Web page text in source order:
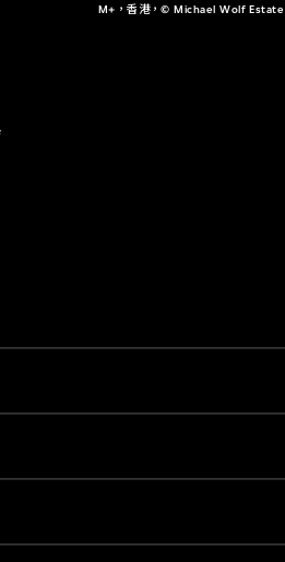
M+，香港，© Michael Wolf Estate